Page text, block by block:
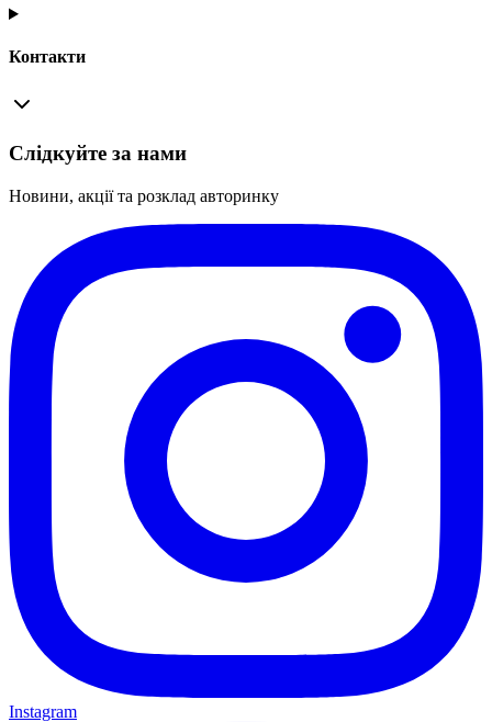
Контакти
Слідкуйте за нами
Новини, акції та розклад авторинку
Instagram